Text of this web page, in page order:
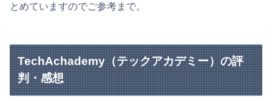
とめていますのでご参考まで。
TechAchademy（テックアカデミー）の評
判・感想